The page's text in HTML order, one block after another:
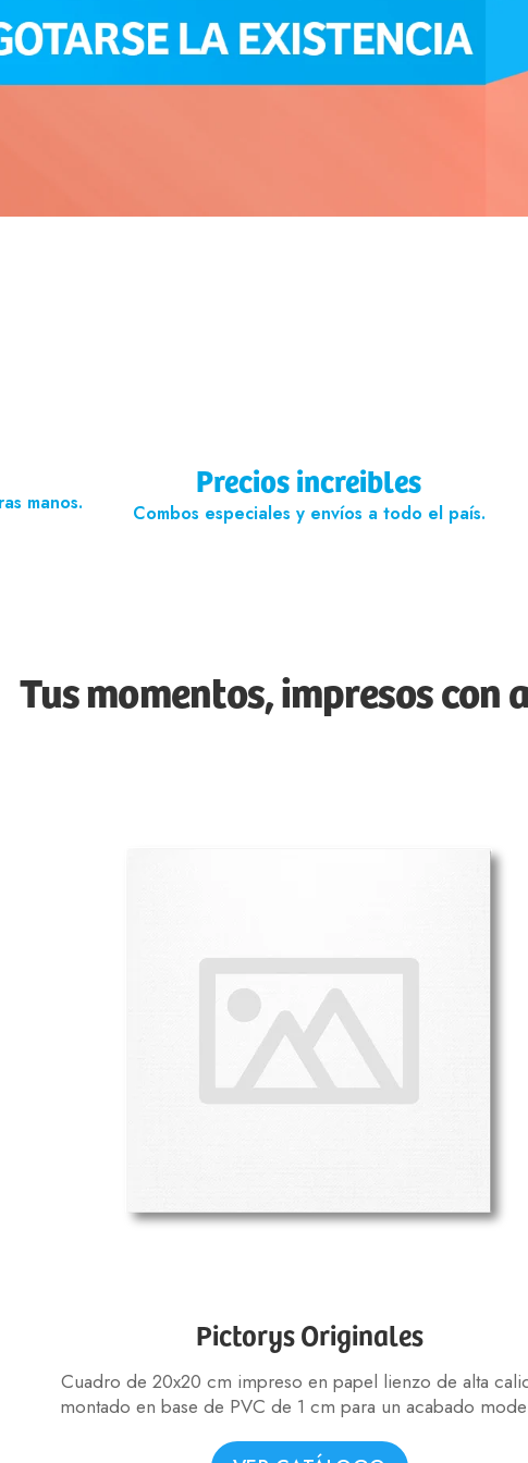
manos.
Precios increibles
Combos especiales y envíos a todo el país.
Tus momentos, impresos con